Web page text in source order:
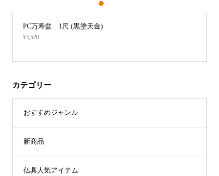
1
カテゴリー
おすすめジャンル
新商品
仏具人気アイテム